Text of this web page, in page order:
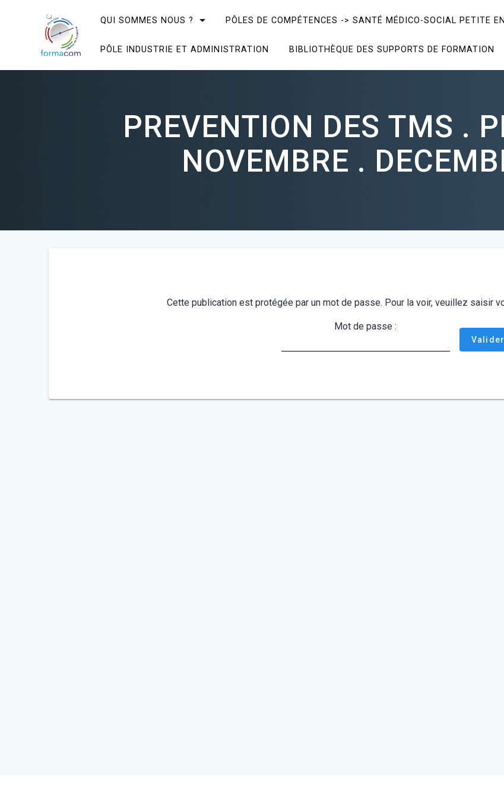
QUI SOMMES NOUS ? PÔLES DE COMPÉTENCES -> SANTÉ MÉDICO-SOCIAL PETITE
PÔLE INDUSTRIE ET ADMINISTRATION BIBLIOTHÈQUE DES SUPPORTS DE FORMATION
PREVENTION DES TMS .
NOVEMBRE .
Cette publication est protégée par un mot de passe. Pour la voir, veuillez saisir
Mot de passe :